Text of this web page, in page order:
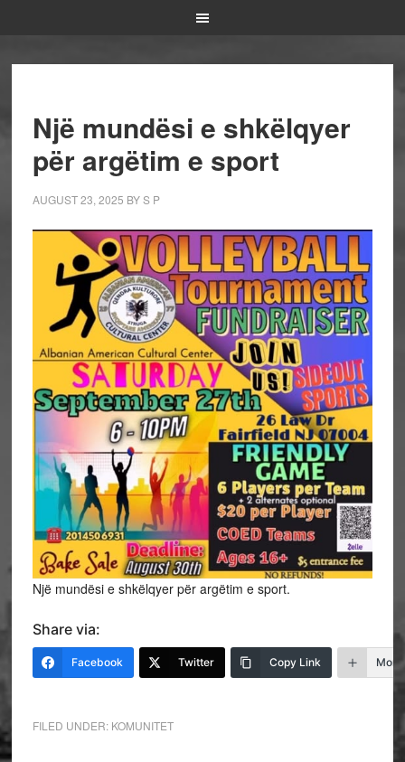
Një mundësi e shkëlqyer
për argëtim e sport
AUGUST 23, 2025 BYS P
Një mundësi e shkëlqyer për argëtim e sport.
Share via:
Facebook Twitter Copy Link More
FILED UNDER: KOMUNITET